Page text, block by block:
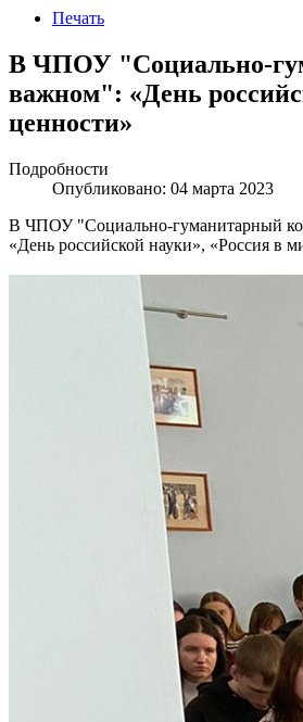
Печать
В ЧПОУ "Социально-
важном": «День
ценности»
Подробности
Опубликовано: 04 марта 2023
В ЧПОУ "Социально-гуманитарный
«День российской науки», «Россия в